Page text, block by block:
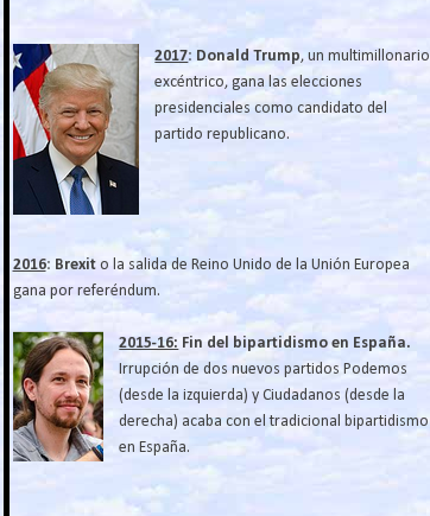
2017: Donald Trump, un multimillonario
excéntrico, gana las elecciones
presidenciales como candidato del
partido republicano.
2016: Brexit o la salida de Reino Unido de la Unión Europea
gana por referéndum.
2015-16: Fin del bipartidismo en España.
Irrupción de dos nuevos partidos Podemos
(desde la izquierda) y Ciudadanos (desde la
derecha) acaba con el tradicional bipartidismo
en España.